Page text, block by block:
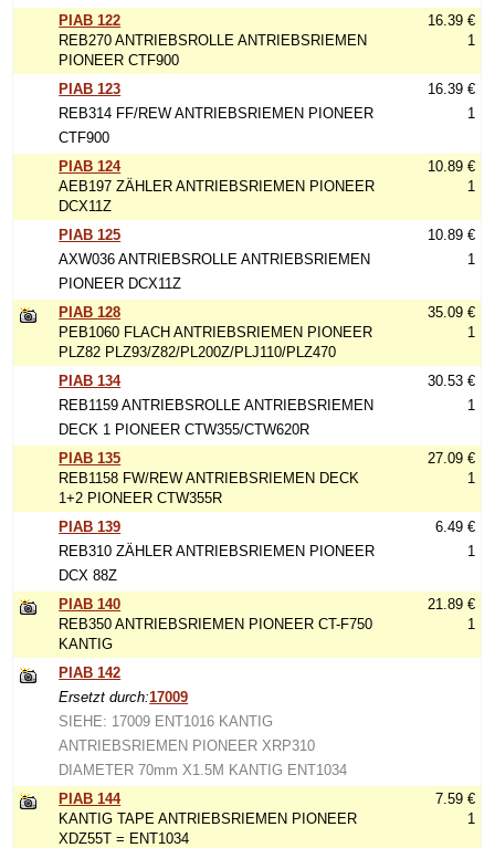
PIAB 122
REB270 ANTRIEBSROLLE ANTRIEBSRIEMEN
PIONEER CTF900
16.39 €
1
PIAB 123
REB314 FF/REW ANTRIEBSRIEMEN PIONEER
CTF900
16.39 €
1
PIAB 124
AEB197 ZÄHLER ANTRIEBSRIEMEN PIONEER
DCX11Z
10.89 €
1
PIAB 125
AXW036 ANTRIEBSROLLE ANTRIEBSRIEMEN
PIONEER DCX11Z
10.89 €
1
PIAB 128
PEB1060 FLACH ANTRIEBSRIEMEN PIONEER
PLZ82 PLZ93/Z82/PL200Z/PLJ110/PLZ470
35.09 €
1
PIAB 134
REB1159 ANTRIEBSROLLE ANTRIEBSRIEMEN
DECK 1 PIONEER CTW355/CTW620R
30.53 €
1
PIAB 135
REB1158 FW/REW ANTRIEBSRIEMEN DECK
1+2 PIONEER CTW355R
27.09 €
1
PIAB 139
REB310 ZÄHLER ANTRIEBSRIEMEN PIONEER
DCX 88Z
6.49 €
1
PIAB 140
REB350 ANTRIEBSRIEMEN PIONEER CT-F750
KANTIG
21.89 €
1
PIAB 142
Ersetzt durch:17009
SIEHE: 17009 ENT1016 KANTIG
ANTRIEBSRIEMEN PIONEER XRP310
DIAMETER 70mm X1.5M KANTIG ENT1034
PIAB 144
KANTIG TAPE ANTRIEBSRIEMEN PIONEER
XDZ55T = ENT1034
7.59 €
1